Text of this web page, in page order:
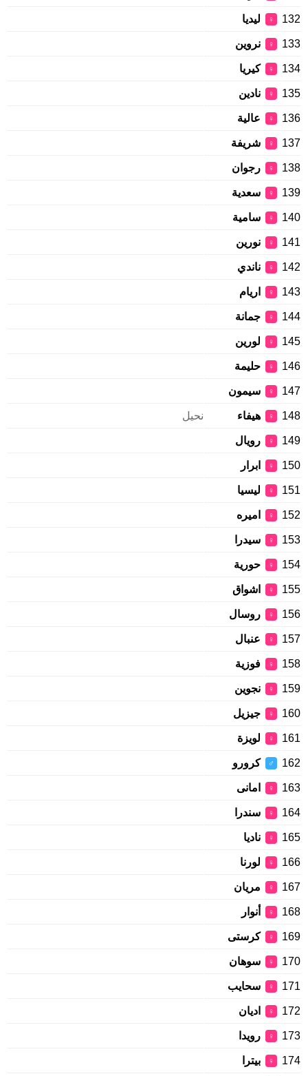
132
♀ ليديا
133
♀ نروين
134
♀ كيريا
135
♀ نادين
136
♀ عالية
137
♀ شريفة
138
♀ رجوان
139
♀ سعدية
140
♀ سامية
141
♀ نورين
142
♀ ناندي
143
♀ اريام
144
♀ جمانة
145
♀ لورين
146
♀ حليمة
147
♀ سيمون
148
♀ هيفاء نحيل
149
♀ رویال
150
♀ ابرار
151
♀ ليسيا
152
♀ اميره
153
♀ سيدرا
154
♀ حورية
155
♀ اشواق
156
♀ روسال
157
♀ عنبال
158
♀ فوزية
159
♀ نجوين
160
♀ جيزيل
161
♀ لويزة
162
♂ كرورو
163
♀ امانى
164
♀ سندرا
165
♀ ناديا
166
♀ لورنا
167
♀ مريان
168
♀ أنوار
169
♀ كرستى
170
♀ سوهان
171
♀ سحايب
172
♀ اديان
173
♀ رويدا
174
♀ بيترا